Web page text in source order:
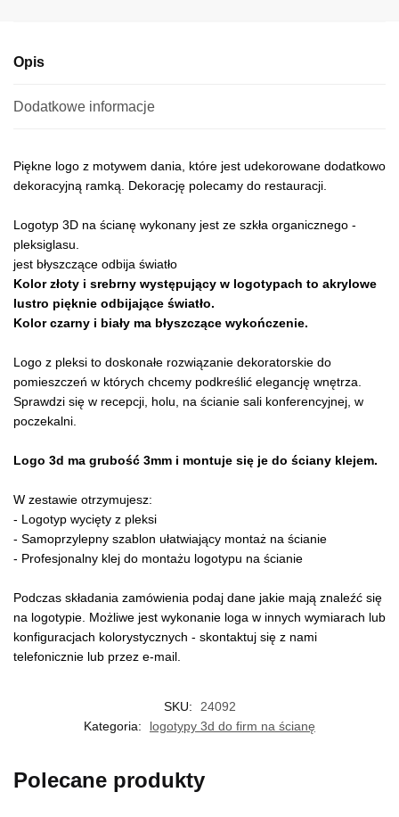
Opis
Dodatkowe informacje
Piękne logo z motywem dania, które jest udekorowane dodatkowo
dekoracyjną ramką. Dekorację polecamy do restauracji.
Logotyp 3D na ścianę wykonany jest ze szkła organicznego -
pleksiglasu.
jest błyszczące odbija światło
Kolor złoty i srebrny występujący w logotypach to akrylowe
lustro pięknie odbijające światło.
Kolor czarny i biały ma błyszczące wykończenie.
Logo z pleksi to doskonałe rozwiązanie dekoratorskie do
pomieszczeń w których chcemy podkreślić elegancję wnętrza.
Sprawdzi się w recepcji, holu, na ścianie sali konferencyjnej, w
poczekalni.
Logo 3d ma grubość 3mm i montuje się je do ściany klejem.
W zestawie otrzymujesz:
- Logotyp wycięty z pleksi
- Samoprzylepny szablon ułatwiający montaż na ścianie
- Profesjonalny klej do montażu logotypu na ścianie
Podczas składania zamówienia podaj dane jakie mają znaleźć się
na logotypie. Możliwe jest wykonanie loga w innych wymiarach lub
konfiguracjach kolorystycznych - skontaktuj się z nami
telefonicznie lub przez e-mail.
SKU:
24092
Kategoria:
logotypy 3d do firm na ścianę
Polecane produkty